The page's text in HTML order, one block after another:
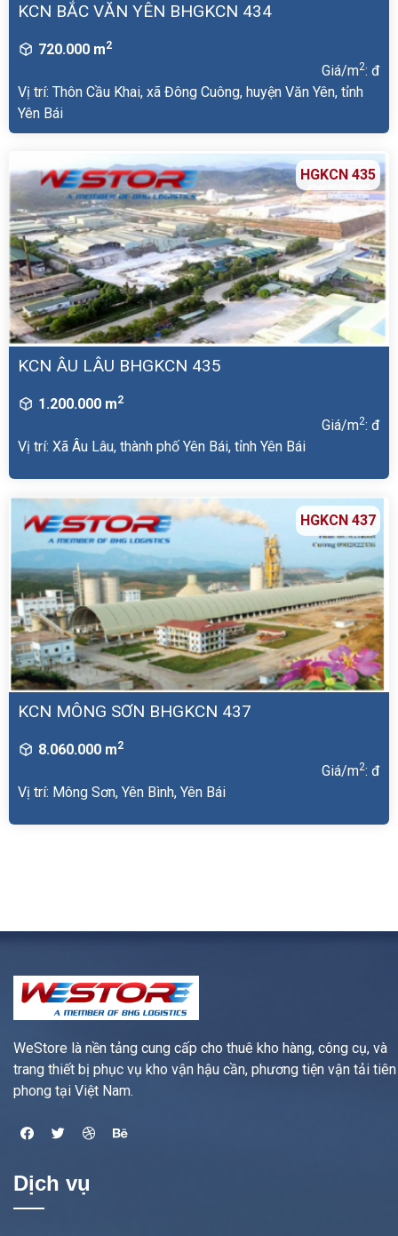
KCN BẮC VĂN YÊN BHGKCN 434
720.000 m2
Giá/m2: đ
Vị trí: Thôn Cầu Khai, xã Đông Cuông, huyện Văn Yên, tỉnh
Yên Bái
HGKCN 435
KCN ÂU LÂU BHGKCN 435
1.200.000 m2
Giá/m2: đ
Vị trí: Xã Âu Lâu, thành phố Yên Bái, tỉnh Yên Bái
HGKCN 437
KCN MÔNG SƠN BHGKCN 437
8.060.000 m2
Giá/m2: đ
Vị trí: Mông Sơn, Yên Bình, Yên Bái
WeStore là nền tảng cung cấp cho thuê kho hàng, công cụ, và
trang thiết bị phục vụ kho vận hậu cần, phương tiện vận tải tiên
phong tại Việt Nam.
Dịch vụ